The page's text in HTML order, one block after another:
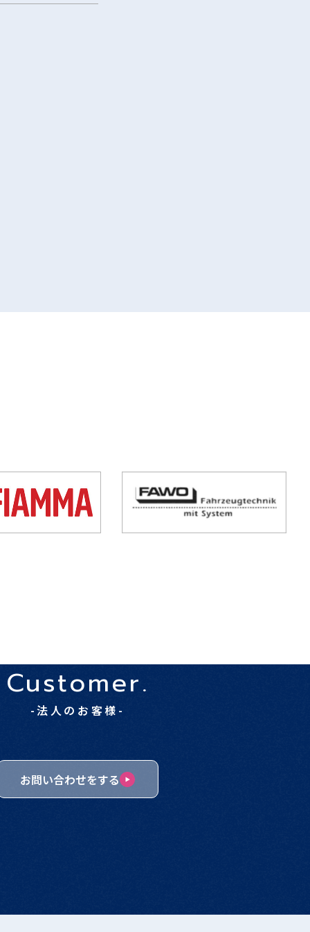
Customer.
-法人のお客様-
お問い合わせをする